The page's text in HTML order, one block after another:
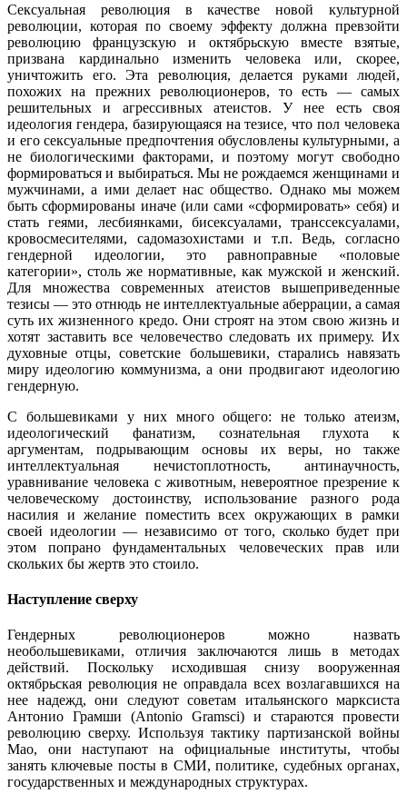
Сексуальная революция в качестве новой культурной
революции, которая по своему эффекту должна превзойти
революцию французскую и октябрьскую вместе взятые,
призвана кардинально изменить человека или, скорее,
уничтожить его. Эта революция, делается руками людей,
похожих на прежних революционеров, то есть — самых
решительных и агрессивных атеистов. У нее есть своя
идеология гендера, базирующаяся на тезисе, что пол человека
и его сексуальные предпочтения обусловлены культурными, а
не биологическими факторами, и поэтому могут свободно
формироваться и выбираться. Мы не рождаемся женщинами и
мужчинами, а ими делает нас общество. Однако мы можем
быть сформированы иначе (или сами «сформировать» себя) и
стать геями, лесбиянками, бисексуалами, транссексуалами,
кровосмесителями, садомазохистами и т.п. Ведь, согласно
гендерной идеологии, это равноправные «половые
категории», столь же нормативные, как мужской и женский.
Для множества современных атеистов вышеприведенные
тезисы — это отнюдь не интеллектуальные аберрации, а самая
суть их жизненного кредо. Они строят на этом свою жизнь и
хотят заставить все человечество следовать их примеру. Их
духовные отцы, советские большевики, старались навязать
миру идеологию коммунизма, а они продвигают идеологию
гендерную.
С большевиками у них много общего: не только атеизм,
идеологический фанатизм, сознательная глухота к
аргументам, подрывающим основы их веры, но также
интеллектуальная нечистоплотность, антинаучность,
уравнивание человека с животным, невероятное презрение к
человеческому достоинству, использование разного рода
насилия и желание поместить всех окружающих в рамки
своей идеологии — независимо от того, сколько будет при
этом попрано фундаментальных человеческих прав или
скольких бы жертв это стоило.
Наступление сверху
Гендерных революционеров можно назвать
необольшевиками, отличия заключаются лишь в методах
действий. Поскольку исходившая снизу вооруженная
октябрьская революция не оправдала всех возлагавшихся на
нее надежд, они следуют советам итальянского марксиста
Антонио Грамши (Antonio Gramsci) и стараются провести
революцию сверху. Используя тактику партизанской войны
Мао, они наступают на официальные институты, чтобы
занять ключевые посты в СМИ, политике, судебных органах,
государственных и международных структурах.